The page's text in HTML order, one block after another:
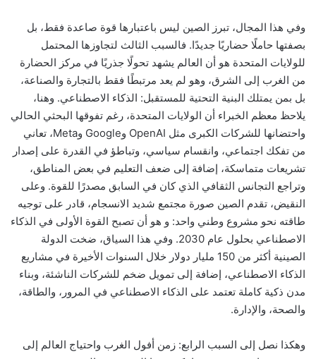
وفي هذا المجال، تبرز الصين ليس باعتبارها قوة صاعدة فقط، بل
بصفتها حاملًا حضاريًا جديدًا. فالسبب الثالث لتجاوزها المحتمل
للولايات المتحدة هو أن العالم يشهد تحولًا جذريًا في مركز الحضارة
من الغرب إلى الشرق، وهو لم يعد مرتبطًا فقط بالتجارة والصناعة،
بل بمن يمتلك البنية التحتية للمستقبل: الذكاء الاصطناعي. وهنا،
يلاحظ معظم الخبراء أن الولايات المتحدة، رغم تفوقها البحثي الحالي
واحتضانها للشركات الكبرى مثل OpenAI وGoogle وMeta، تعاني
من تفكك اجتماعي، وانقسام سياسي، وتباطؤ في القدرة على إصدار
تشريعات متماسكة، إضافة إلى ضعف التعليم في بعض المناطق،
وتراجع التجانس الثقافي الذي كان في السابق مصدرًا للقوة. وعلى
النقيض، تقدم الصين صورة مجتمع شديد الانسجام، قادر على توجيه
طاقته نحو مشروع وطني واحد: و هو أن تصبح القوة الأولى في الذكاء
الاصطناعي بحلول عام 2030. وفي هذا السياق، ضخت الدولة
الصينية أكثر من 150 مليار دولار خلال السنوات الأخيرة في مشاريع
الذكاء الاصطناعي، إضافة إلى تمويل ضخم للشركات الناشئة، وبناء
مدن ذكية كاملة تعتمد على الذكاء الاصطناعي في المرور، والطاقة،
والصحة، والإدارة.
وهكذا نصل إلى السبب الرابع: زمن أفول الغرب واحتياج العالم إلى